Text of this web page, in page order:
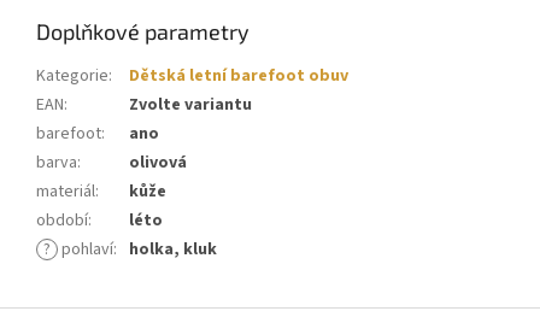
Doplňkové parametry
Kategorie:
Dětská letní barefoot obuv
EAN:
Zvolte variantu
barefoot:
ano
barva:
olivová
materiál:
kůže
období:
léto
? pohlaví: holka, kluk